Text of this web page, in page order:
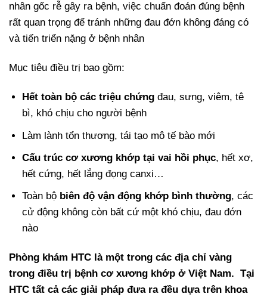
nhân gốc rễ gây ra bệnh, việc chuẩn đoán đúng bệnh
rất quan trọng để tránh những đau đớn không đáng có
và tiến triển nặng ở bệnh nhân
Mục tiêu điều trị bao gồm:
Hết toàn bộ các triệu chứng đau, sưng, viêm, tê
bì, khó chịu cho người bệnh
Làm lành tổn thương, tái tạo mô tế bào mới
Cấu trúc cơ xương khớp tại vai hồi phục, hết xơ,
hết cứng, hết lắng đọng canxi…
Toàn bộ biên độ vận động khớp bình thường, các
cử động không còn bất cứ một khó chịu, đau đớn
nào
Phòng khám HTC là một trong các địa chỉ vàng
trong điều trị bệnh cơ xương khớp ở Việt Nam. Tại
HTC tất cả các giải pháp đưa ra đều dựa trên khoa